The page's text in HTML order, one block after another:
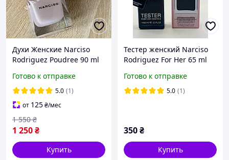
Духи Женские Narciso
Rodriguez Poudree 90 ml
90 мл
Готово к отправке
5.0 (1)
от 125₴/мес
1 250₴
1 550 ₴
Купить
Тестер женский Narciso
Rodriguez For Her 65 ml
Готово к отправке
5.0 (1)
350₴
Купить